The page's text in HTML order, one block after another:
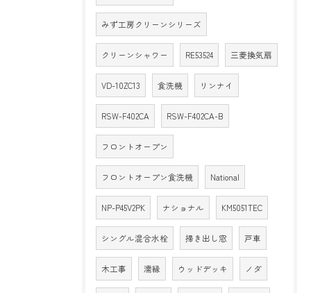
みず工房クリーンシリーズ
クリーンシャワー RE53524 三菱換気扇
VD-10ZC13 食洗機 リンナイ
RSW-F402CA RSW-F402CA-B
フロントオープン
フロントオープン食洗機 National
NP-P45V2PK ナショナル KM5051TEC
シングル混合水栓 掃き出し窓 戸車
木工事 濡縁 ウッドデッキ ノダ